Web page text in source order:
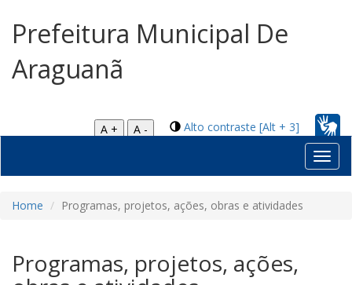
Prefeitura Municipal De
Araguanã
Alto contraste [Alt + 3]
A +
A -
Home Programas, projetos, ações, obras e atividades
Programas, projetos, ações,